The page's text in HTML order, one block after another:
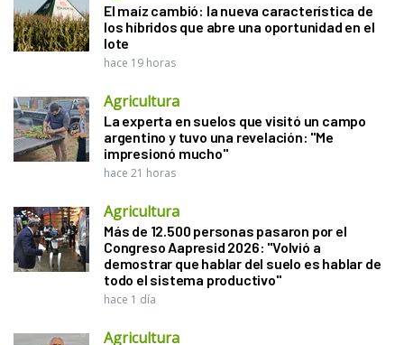
El maíz cambió: la nueva característica de
los híbridos que abre una oportunidad en el
lote
hace 19 horas
Agricultura
La experta en suelos que visitó un campo
argentino y tuvo una revelación: "Me
impresionó mucho"
hace 21 horas
Agricultura
Más de 12.500 personas pasaron por el
Congreso Aapresid 2026: "Volvió a
demostrar que hablar del suelo es hablar de
todo el sistema productivo"
hace 1 día
Agricultura